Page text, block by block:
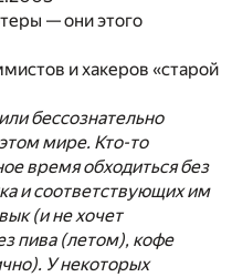
— они этого
и хакеров «старой
бессознательно
мире. Кто-то
время обходиться без
и соответствующих им
(и не хочет
пива (летом), кофе
У некоторых